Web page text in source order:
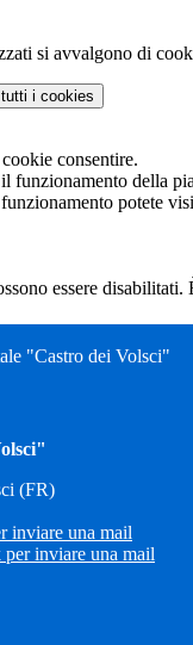
si avvalgono di
i cookies
consentire.
funzionamento della
potete
essere
"Castro dei Volsci"
(FR)
inviare una mail
inviare una mail